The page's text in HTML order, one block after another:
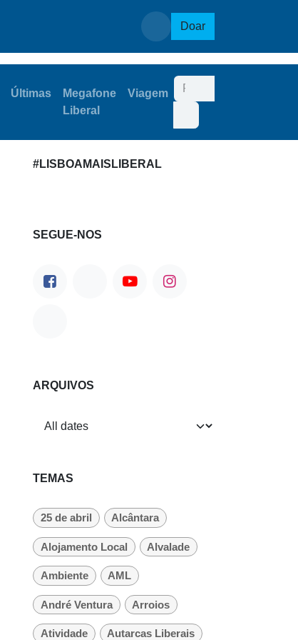
Doar
Últimas
Megafone
Liberal
Viagem
#LISBOAMAISLIBERAL
SEGUE-NOS
ARQUIVOS
TEMAS
25 de abril Alcântara
Alojamento Local Alvalade
Ambiente AML
André Ventura Arroios
Atividade Autarcas Liberais